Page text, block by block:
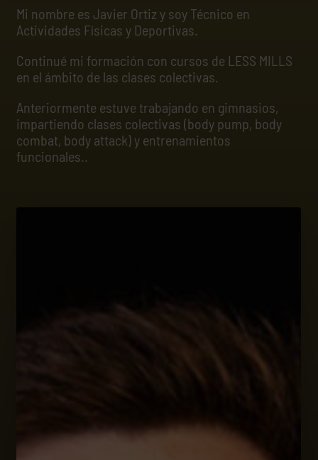
Mi nombre es Javier Ortiz y soy Técnico en
Actividades Físicas y Deportivas.
Continué mi formación con cursos de LESS MILLS
en el ámbito de las clases colectivas.
Anteriormente estuve trabajando en gimnasios,
impartiendo clases colectivas (body pump, body
combat, body attack) y entrenamientos
funcionales..